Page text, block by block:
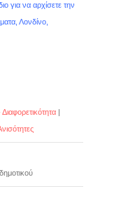
για να αρχίσετε την
Λονδίνο,
Διαφορετικότητα |